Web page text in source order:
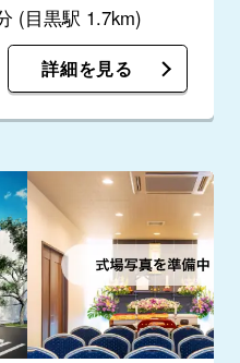
(目黒駅 1.7km)
詳細を見る